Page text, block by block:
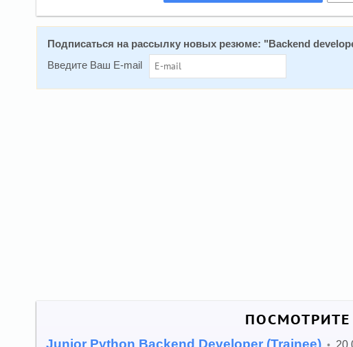
Подписаться на рассылку новых резюме: " Backend
Введите Ваш E-mail
Junior Python Backend Developer (Trainee) • 20